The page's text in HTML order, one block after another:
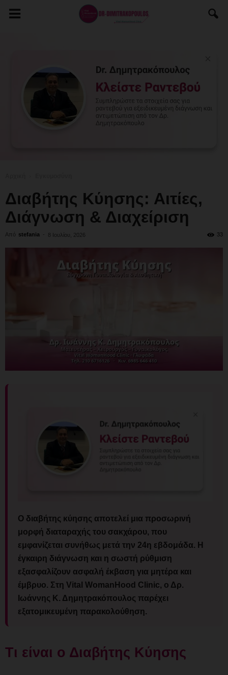
Διαβήτης Κύησης: Αιτίες,
Διάγνωση & Διαχείριση
Από stefania - 8 Ιουλίου, 2026 33
Ο διαβήτης κύησης αποτελεί μια προσωρινή
μορφή διαταραχής του σακχάρου, που
εμφανίζεται συνήθως μετά την 24η εβδομάδα. Η
έγκαιρη διάγνωση και η σωστή ρύθμιση
εξασφαλίζουν ασφαλή έκβαση για μητέρα και
έμβρυο. Στη Vital WomanHood Clinic, ο Δρ.
Ιωάννης Κ. Δημητρακόπουλος παρέχει
εξατομικευμένη παρακολούθηση.
Τι είναι ο Διαβήτης Κύησης